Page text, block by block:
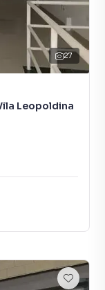
27
Leopoldina